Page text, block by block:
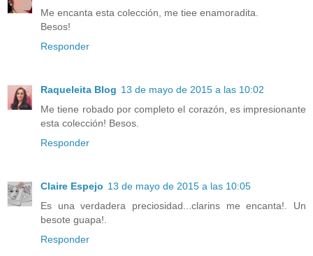
Me encanta esta colección, me tiee enamoradita.
Besos!
Responder
Raqueleita Blog 13 de mayo de 2015 a las 10:02
Me tiene robado por completo el corazón, es impresionante
esta colección! Besos.
Responder
Claire Espejo 13 de mayo de 2015 a las 10:05
Es una verdadera preciosidad...clarins me encanta!. Un
besote guapa!.
Responder